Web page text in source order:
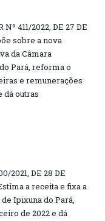
411/2022, DE 27 DE
sobre a nova
da Câmara
Pará, reforma o
e remunerações
dá outras
2021, DE 28 DE
a receita e fixa a
Ipixuna do Pará,
de 2022 e dá